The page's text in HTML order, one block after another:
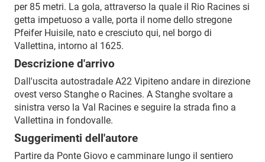
per 85 metri. La gola, attraverso la quale il Rio Racines si
getta impetuoso a valle, porta il nome dello stregone
Pfeifer Huisile, nato e cresciuto qui, nel borgo di
Vallettina, intorno al 1625.
Descrizione d'arrivo
Dall'uscita autostradale A22 Vipiteno andare in direzione
ovest verso Stanghe o Racines. A Stanghe svoltare a
sinistra verso la Val Racines e seguire la strada fino a
Vallettina in fondovalle.
Suggerimenti dell'autore
Partire da Ponte Giovo e camminare lungo il sentiero